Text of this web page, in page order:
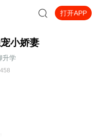
打开APP
小娇妻
升学